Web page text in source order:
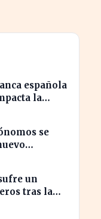
española
la
se
un
tras la